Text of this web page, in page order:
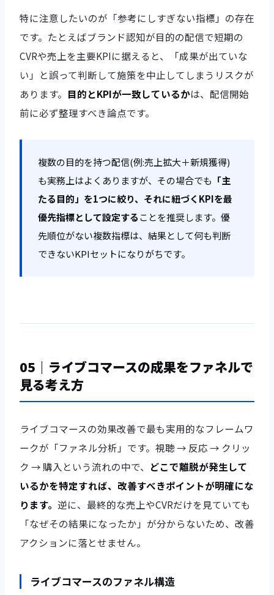
特に注意したいのが「参考にしすぎない指標」の存在
です。たとえばブランド認知が目的の配信で短期の
CVRや売上を主要KPIに据えると、「成果が出ていな
い」と誤って判断して施策を中止してしまうリスクが
あります。 目的とKPIが一致しているかは、配信開始
前に必ず整理すべき論点です。
複数の目的を持つ配信(例:売上拡大＋新規獲得)
も実務上はよくありますが、その場合でも 「主
たる目的」を1つに絞り、それに紐づくKPIを最
優先指標として設定することを推奨します。優
先順位がない複数指標は、結果として何も判断
できないKPIセットになりがちです。
05｜ライブコマースの成果をファネルで
見る考え方
ライブコマースの効果改善で最も実用的なフレームワ
ークが「ファネル分析」です。視聴 → 反応 → クリッ
ク → 購入という流れの中で、 どこで離脱が発生して
いるかを特定すれば、改善すべきポイントが明確にな
ります。 逆に、最終的な売上やCVRだけを見ていても
「なぜその結果になったか」が分からないため、改善
アクションに落とせません。
ライブコマースのファネル構造